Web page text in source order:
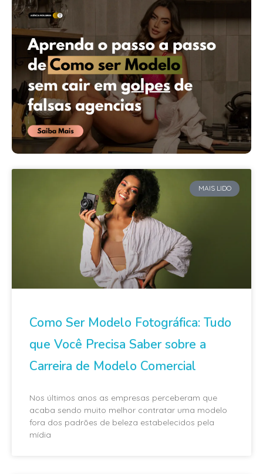
MAIS LIDO
Como Ser Modelo Fotográfica: Tudo
que Você Precisa Saber sobre a
Carreira de Modelo Comercial
Nos últimos anos as empresas perceberam que
acaba sendo muito melhor contratar uma modelo
fora dos padrões de beleza estabelecidos pela
mídia